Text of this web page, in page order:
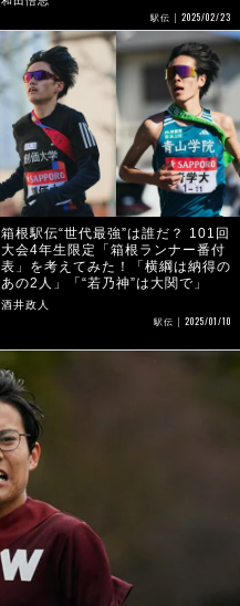
駅伝 2025/02/23
箱根駅伝“世代最強”は誰だ？ 101回
大会4年生限定「箱根ランナー番付
表」を考えてみた！「横綱は納得の
あの2人」「“若乃神”は大関で」
酒井政人
駅伝 2025/01/10